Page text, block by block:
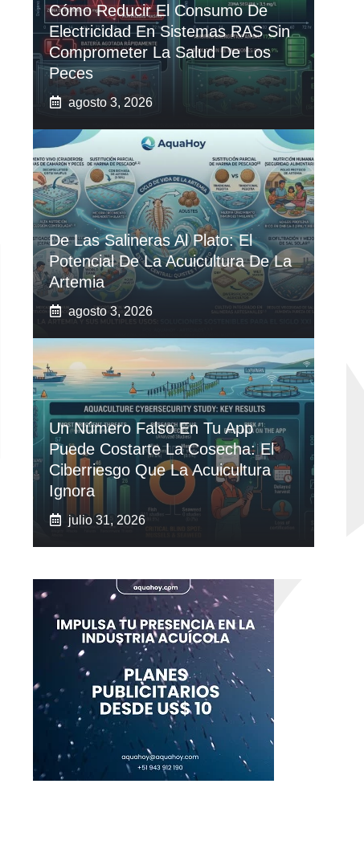
Cómo Reducir El Consumo De
Electricidad En Sistemas RAS Sin
Comprometer La Salud De Los
Peces
agosto 3, 2026
De Las Salineras Al Plato: El
Potencial De La Acuicultura De La
Artemia
agosto 3, 2026
Un Número Falso En Tu App
Puede Costarte La Cosecha: El
Ciberriesgo Que La Acuicultura
Ignora
julio 31, 2026